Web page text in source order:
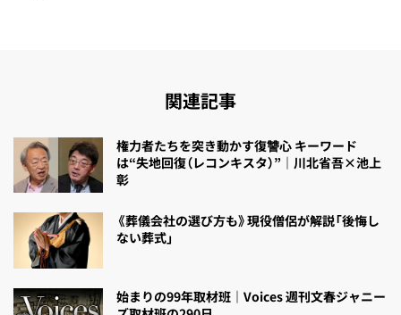
関連記事
権力者たちを突き動かす復讐心 キーワード
は“失地回復（レコンキスタ）”｜川北省吾×池上
彰
《葬儀会社の選び方も》現役僧侶が解説「後悔し
ない葬式」
始まりの99年取材班｜Voices 週刊文春ジャニー